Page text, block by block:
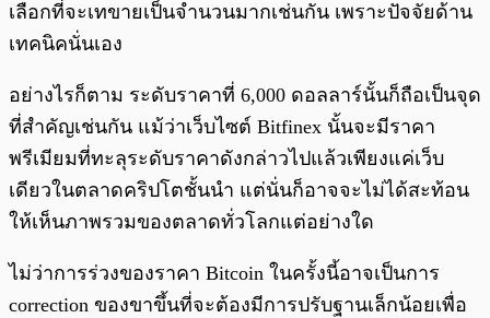
เลือกที่จะเทขายเป็นจำนวนมากเช่นกัน เพราะปัจจัยด้าน
เทคนิคนั่นเอง
อย่างไรก็ตาม ระดับราคาที่ 6,000 ดอลลาร์นั้นก็ถือเป็นจุด
ที่สำคัญเช่นกัน แม้ว่าเว็บไซต์ Bitfinex นั้นจะมีราคา
พรีเมียมที่ทะลุระดับราคาดังกล่าวไปแล้วเพียงแค่เว็บ
เดียวในตลาดคริปโตชั้นนำ แต่นั่นก็อาจจะไม่ได้สะท้อน
ให้เห็นภาพรวมของตลาดทั่วโลกแต่อย่างใด
ไม่ว่าการร่วงของราคา Bitcoin ในครั้งนี้อาจเป็นการ
correction ของขาขึ้นที่จะต้องมีการปรับฐานเล็กน้อยเพื่อ